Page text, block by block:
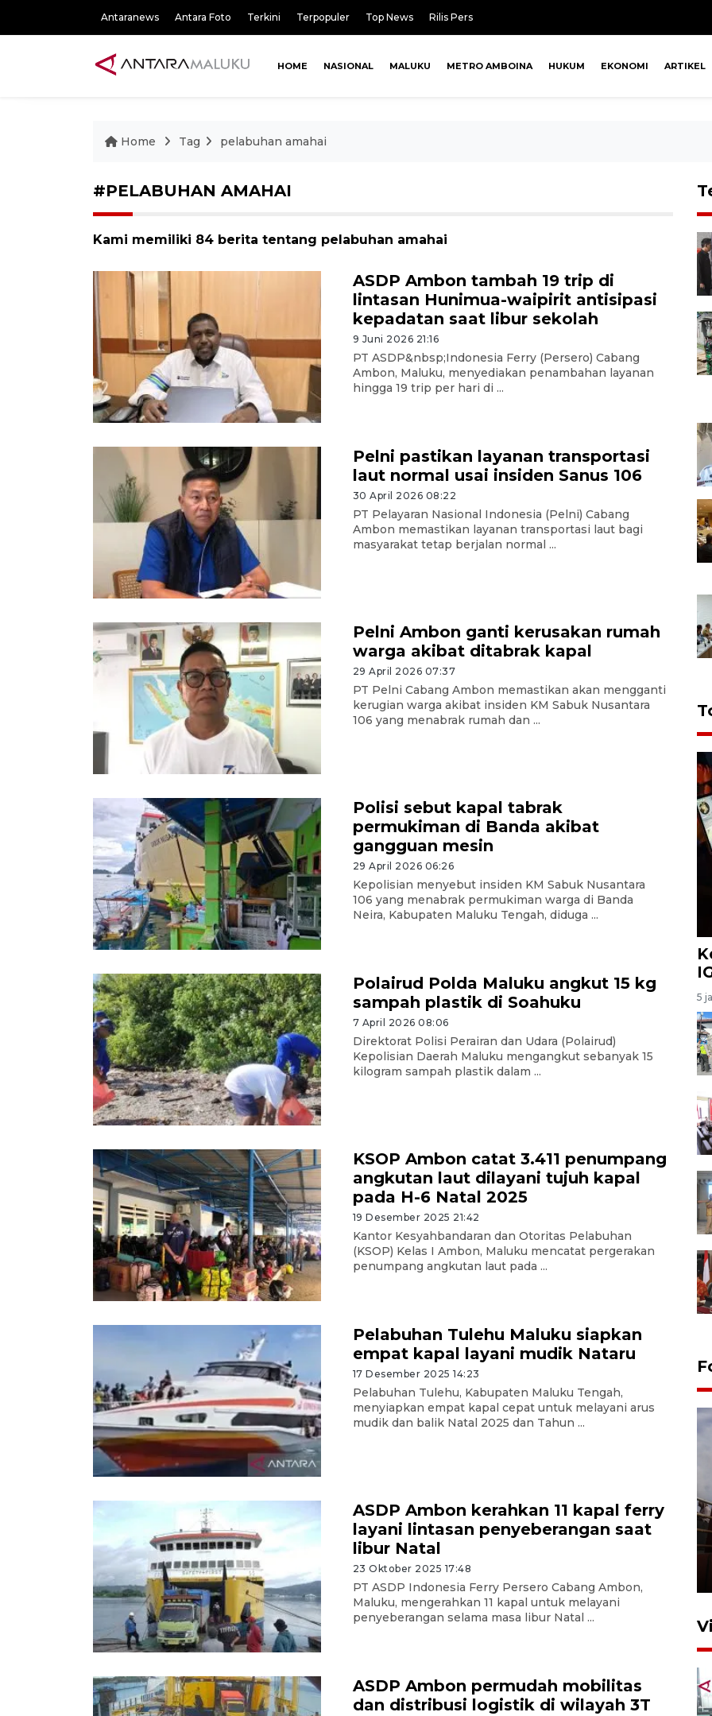
Antaranews Antara Foto Terkini Terpopuler Top News Rilis Pers
HOME NASIONAL MALUKU METRO AMBOINA HUKUM EKONOMI ARTIKEL
Home Tag pelabuhan amahai
#PELABUHAN AMAHAI
Kami memiliki 84 berita tentang pelabuhan amahai
ASDP Ambon tambah 19 trip di
lintasan Hunimua-waipirit antisipasi
kepadatan saat libur sekolah
9 Juni 2026 21:16
PT ASDP&nbsp;Indonesia Ferry (Persero) Cabang
Ambon, Maluku, menyediakan penambahan layanan
hingga 19 trip per hari di ...
Pelni pastikan layanan transportasi
laut normal usai insiden Sanus 106
30 April 2026 08:22
PT Pelayaran Nasional Indonesia (Pelni) Cabang
Ambon memastikan layanan transportasi laut bagi
masyarakat tetap berjalan normal ...
Pelni Ambon ganti kerusakan rumah
warga akibat ditabrak kapal
29 April 2026 07:37
PT Pelni Cabang Ambon memastikan akan mengganti
kerugian warga akibat insiden KM Sabuk Nusantara
106 yang menabrak rumah dan ...
Polisi sebut kapal tabrak
permukiman di Banda akibat
gangguan mesin
29 April 2026 06:26
Kepolisian menyebut insiden KM Sabuk Nusantara
106 yang menabrak permukiman warga di Banda
Neira, Kabupaten Maluku Tengah, diduga ...
Polairud Polda Maluku angkut 15 kg
sampah plastik di Soahuku
7 April 2026 08:06
Direktorat Polisi Perairan dan Udara (Polairud)
Kepolisian Daerah Maluku mengangkut sebanyak 15
kilogram sampah plastik dalam ...
KSOP Ambon catat 3.411 penumpang
angkutan laut dilayani tujuh kapal
pada H-6 Natal 2025
19 Desember 2025 21:42
Kantor Kesyahbandaran dan Otoritas Pelabuhan
(KSOP) Kelas I Ambon, Maluku mencatat pergerakan
penumpang angkutan laut pada ...
Pelabuhan Tulehu Maluku siapkan
empat kapal layani mudik Nataru
17 Desember 2025 14:23
Pelabuhan Tulehu, Kabupaten Maluku Tengah,
menyiapkan empat kapal cepat untuk melayani arus
mudik dan balik Natal 2025 dan Tahun ...
ASDP Ambon kerahkan 11 kapal ferry
layani lintasan penyeberangan saat
libur Natal
23 Oktober 2025 17:48
PT ASDP Indonesia Ferry Persero Cabang Ambon,
Maluku, mengerahkan 11 kapal untuk melayani
penyeberangan selama masa libur Natal ...
ASDP Ambon permudah mobilitas
dan distribusi logistik di wilayah 3T
5
Unjuk rasa protes penataan
Pasar Higienis
5 Mei 2026 05:32